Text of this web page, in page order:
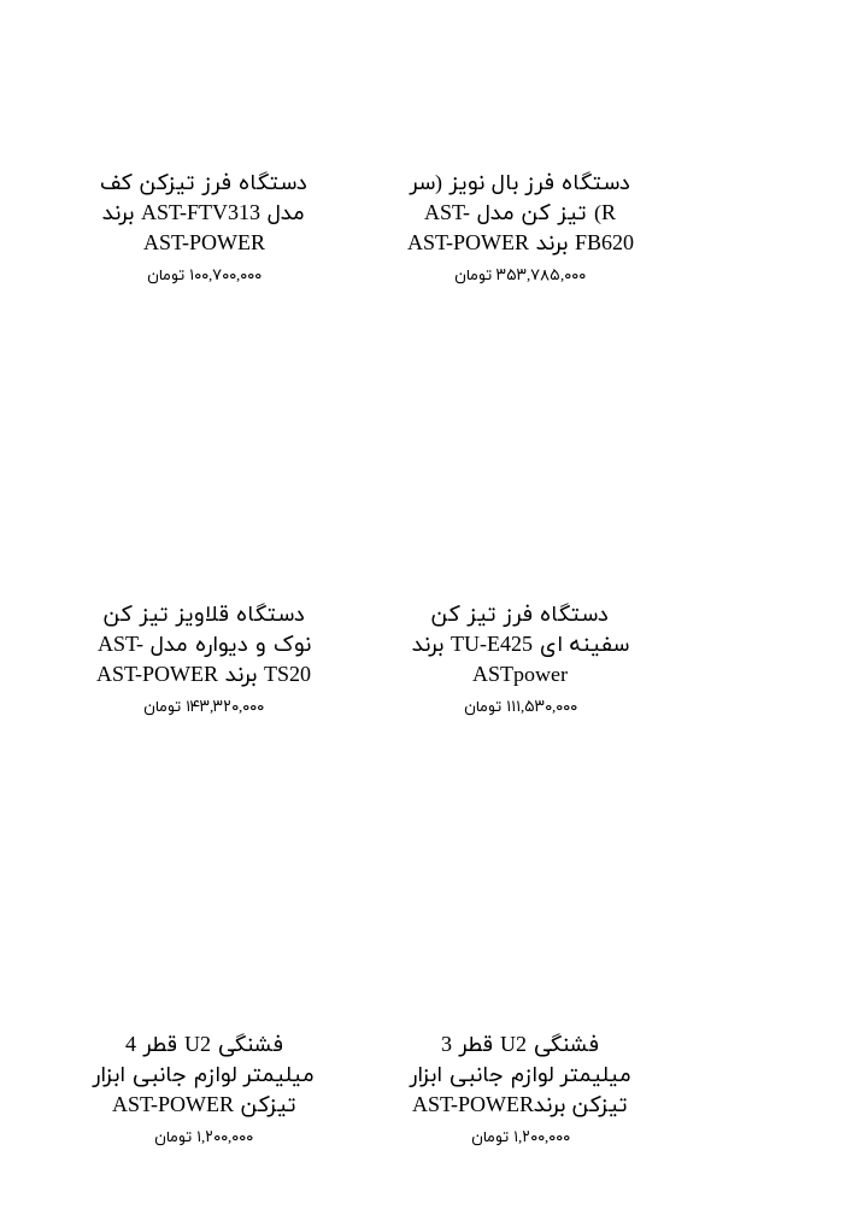
دستگاه فرز بال نویز (سر
R) تیز کن مدل AST-
FB620 برند AST-POWER
۳۵۳,۷۸۵,۰۰۰ تومان
دستگاه فرز تیزکن کف
مدل AST-FTV313 برند
AST-POWER
۱۰۰,۷۰۰,۰۰۰ تومان
دستگاه فرز تیز کن
سفینه ای TU-E425 برند
ASTpower
۱۱۱,۵۳۰,۰۰۰ تومان
دستگاه قلاویز تیز کن
نوک و دیواره مدل AST-
TS20 برند AST-POWER
۱۴۳,۳۲۰,۰۰۰ تومان
فشنگی U2 قطر 3
میلیمتر لوازم جانبی ابزار
تیزکن برندAST-POWER
۱,۲۰۰,۰۰۰ تومان
فشنگی U2 قطر 4
میلیمتر لوازم جانبی ابزار
تیزکن AST-POWER
۱,۲۰۰,۰۰۰ تومان